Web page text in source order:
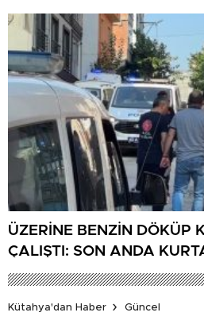
ÜZERİNE BENZİN DÖKÜP
ÇALIŞTI: SON ANDA
Kütahya'dan Haber
Güncel